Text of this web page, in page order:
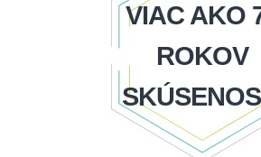
VIAC AKO
ROKOV